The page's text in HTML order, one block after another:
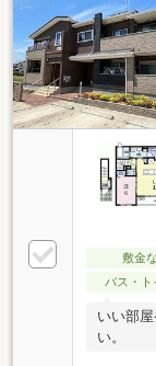
敷金
バス・ト
いい部
い。